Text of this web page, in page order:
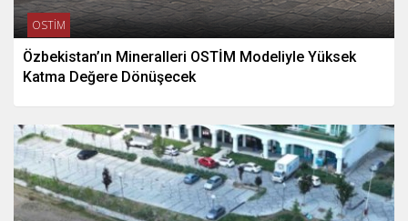
OSTİM
Özbekistan’ın Mineralleri OSTİM Modeliyle Yüksek
Katma Değere Dönüşecek